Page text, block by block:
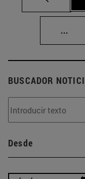
...
BUSCADOR
Desde